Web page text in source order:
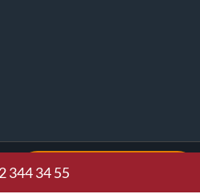
GÉNÉRALES DE VENTE
344 34 55